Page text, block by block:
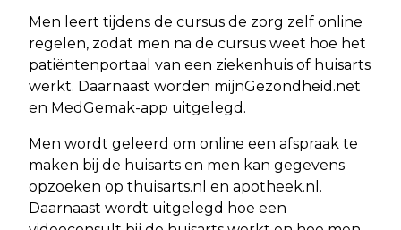
Men leert tijdens de cursus de zorg zelf online
regelen, zodat men na de cursus weet hoe het
patiëntenportaal van een ziekenhuis of huisarts
werkt. Daarnaast worden mijnGezondheid.net
en MedGemak-app uitgelegd.
Men wordt geleerd om online een afspraak te
maken bij de huisarts en men kan gegevens
opzoeken op thuisarts.nl en apotheek.nl.
Daarnaast wordt uitgelegd hoe een